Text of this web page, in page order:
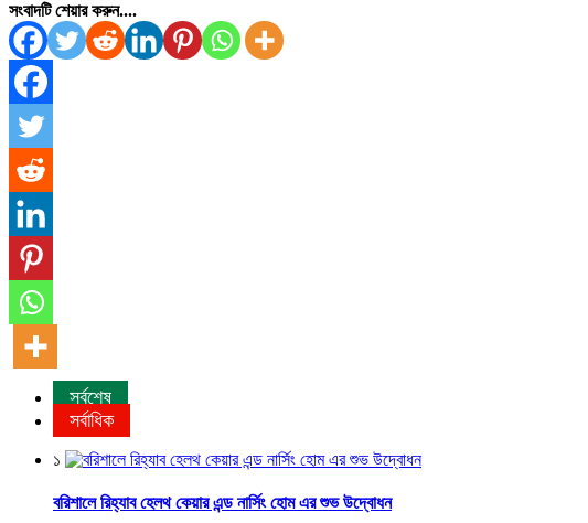
সংবাদটি শেয়ার করুন....
সর্বশেষ
সর্বাধিক
১
বরিশালে রিহ্যাব হেলথ কেয়ার এন্ড নার্সিং হোম এর শুভ উদ্বোধন